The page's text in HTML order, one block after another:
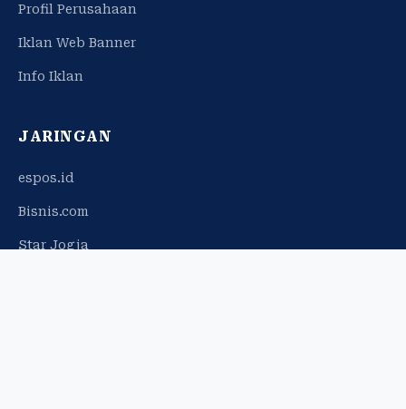
Profil Perusahaan
Iklan Web Banner
Info Iklan
JARINGAN
espos.id
Bisnis.com
Star Jogja